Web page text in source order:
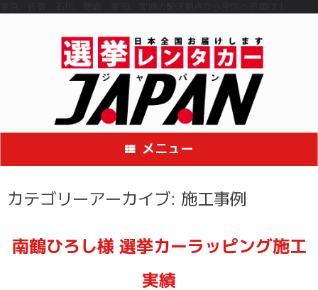
メニュー
カテゴリーアーカイブ: 施工事例
南鶴ひろし様 選挙カーラッピング施工
実績